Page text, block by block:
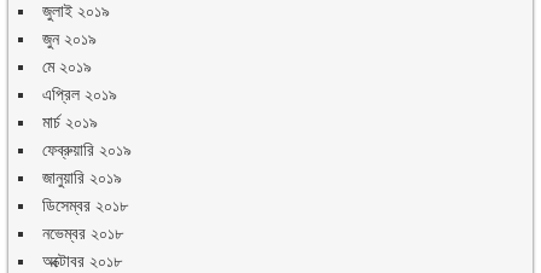
জুলাই ২০১৯
জুন ২০১৯
মে ২০১৯
এপ্রিল ২০১৯
মার্চ ২০১৯
ফেব্রুয়ারি ২০১৯
জানুয়ারি ২০১৯
ডিসেম্বর ২০১৮
নভেম্বর ২০১৮
অক্টোবর ২০১৮